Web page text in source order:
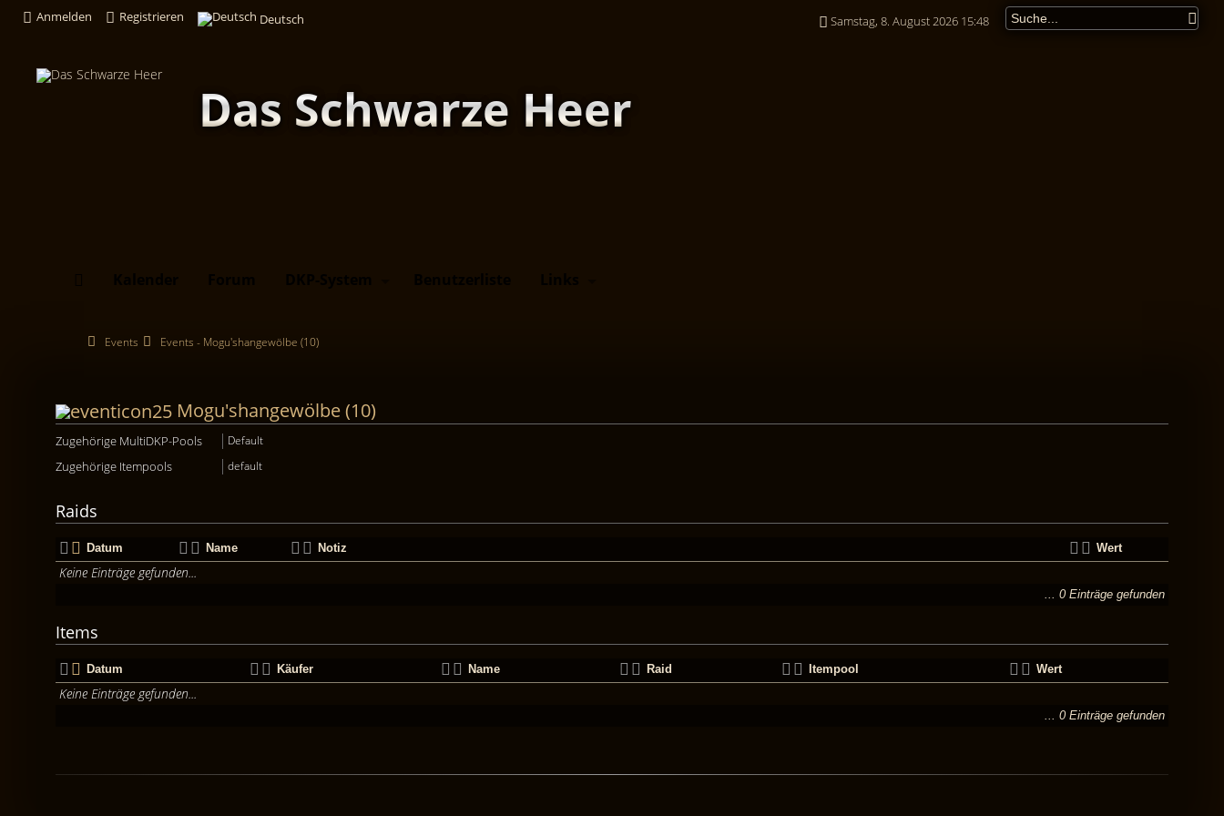
Anmelden Registrieren Deutsch Samstag, 8. August 2026 15:48
Das Schwarze Heer
Events Events - Mogu'shangewölbe (10)
Mogu'shangewölbe (10)
Zugehörige MultiDKP-Pools Default
Zugehörige Itempools default
Raids
Datum Name Notiz Wert
Keine Einträge gefunden...
... 0 Einträge gefunden
Items
Datum Käufer Name Raid Itempool Wert
Keine Einträge gefunden...
... 0 Einträge gefunden